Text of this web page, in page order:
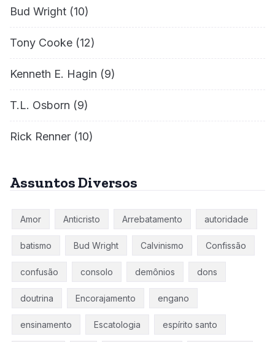
Bud Wright (10)
Tony Cooke (12)
Kenneth E. Hagin (9)
T.L. Osborn (9)
Rick Renner (10)
Assuntos Diversos
Amor Anticristo Arrebatamento autoridade
batismo Bud Wright Calvinismo Confissão
confusão consolo demônios dons
doutrina Encorajamento engano
ensinamento Escatologia espírito santo